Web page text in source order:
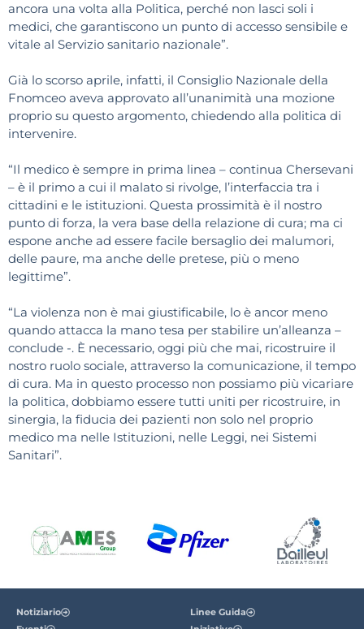
ancora una volta alla Politica, perché non lasci soli i
medici, che garantiscono un punto di accesso sensibile e
vitale al Servizio sanitario nazionale”.
Già lo scorso aprile, infatti, il Consiglio Nazionale della
Fnomceo aveva approvato all’unanimità una mozione
proprio su questo argomento, chiedendo alla politica di
intervenire.
“Il medico è sempre in prima linea – continua Chersevani
– è il primo a cui il malato si rivolge, l’interfaccia tra i
cittadini e le istituzioni. Questa prossimità è il nostro
punto di forza, la vera base della relazione di cura; ma ci
espone anche ad essere facile bersaglio dei malumori,
delle paure, ma anche delle pretese, più o meno
legittime”.
“La violenza non è mai giustificabile, lo è ancor meno
quando attacca la mano tesa per stabilire un’alleanza –
conclude -. È necessario, oggi più che mai, ricostruire il
nostro ruolo sociale, attraverso la comunicazione, il tempo
di cura. Ma in questo processo non possiamo più vicariare
la politica, dobbiamo essere tutti uniti per ricostruire, in
sinergia, la fiducia dei pazienti non solo nel proprio
medico ma nelle Istituzioni, nelle Leggi, nei Sistemi
Sanitari”.
Notiziario
Linee Guida